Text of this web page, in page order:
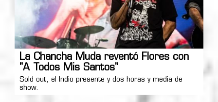
La Chancha Muda reventó Flores con
"A Todos Mis Santos"
Sold out, el Indio presente y dos horas y media de
show.